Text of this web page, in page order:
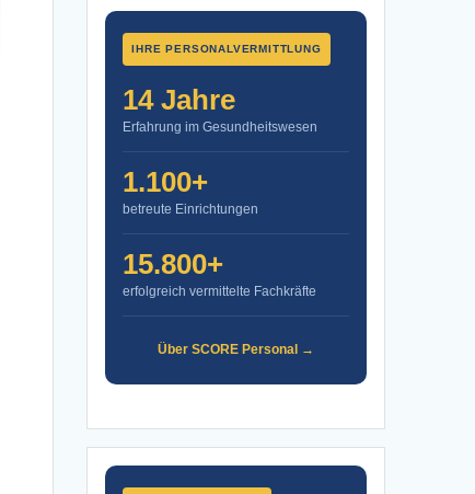
IHRE PERSONALVERMITTLUNG
14 Jahre
Erfahrung im Gesundheitswesen
1.100+
betreute Einrichtungen
15.800+
erfolgreich vermittelte Fachkräfte
Über SCORE Personal →